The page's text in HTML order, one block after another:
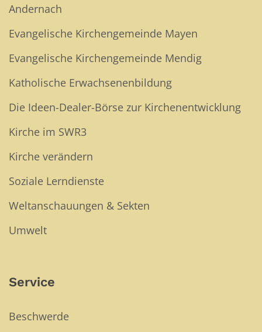
Andernach
Evangelische Kirchengemeinde Mayen
Evangelische Kirchengemeinde Mendig
Katholische Erwachsenenbildung
Die Ideen-Dealer-Börse zur Kirchenentwicklung
Kirche im SWR3
Kirche verändern
Soziale Lerndienste
Weltanschauungen & Sekten
Umwelt
Service
Beschwerde